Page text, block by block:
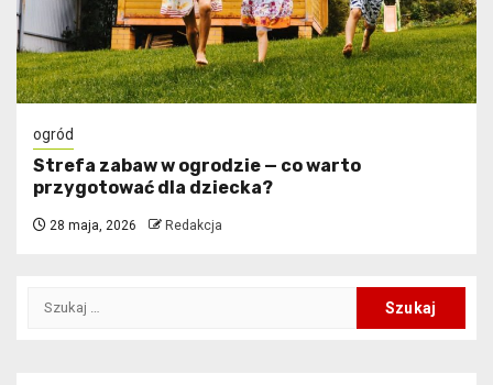
ogród
Strefa zabaw w ogrodzie — co warto
przygotować dla dziecka?
28 maja, 2026 Redakcja
Szukaj: